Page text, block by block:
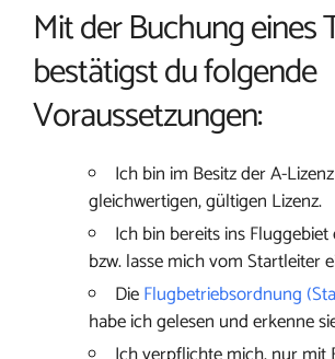
Mit der Buchung eines
bestätigst du folgende
Voraussetzungen:
Ich bin im Besitz der A-
gleichwertigen, gültigen Lizenz.
Ich bin bereits ins Fluggebiet
bzw. lasse mich vom Startleiter
DieFlugbetriebsordnung
habe ich gelesen und erkenne